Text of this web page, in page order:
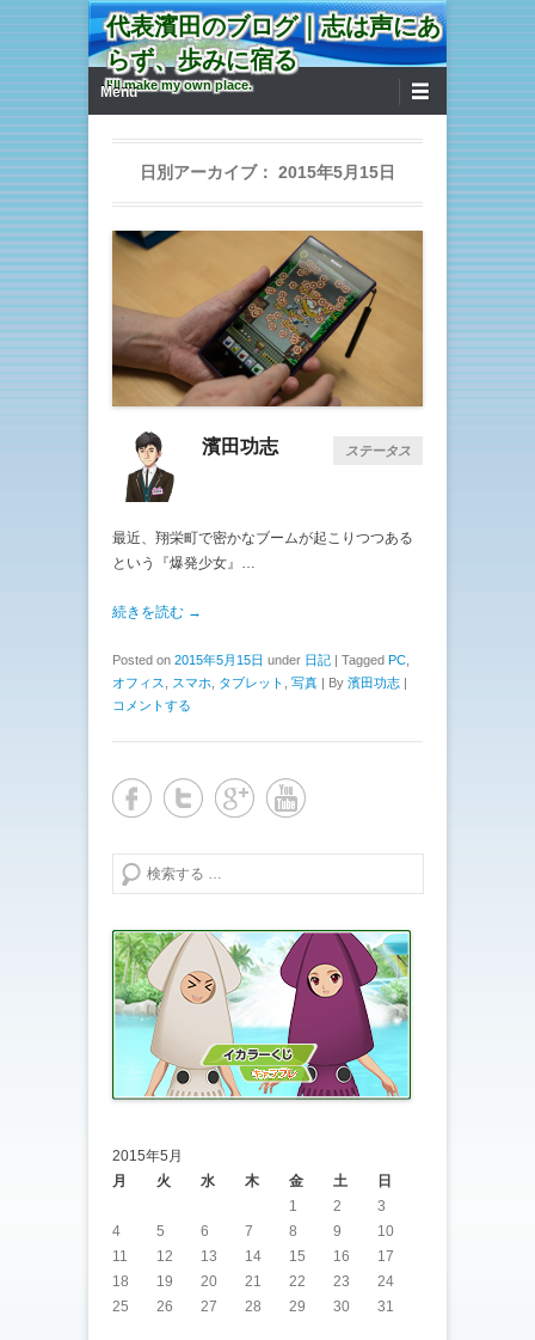
代表濱田のブログ｜志は声にあ
らず、歩みに宿る
I'll make my own place.
第1メニュー
コンテンツへ移動
Menu
日別アーカイブ： 2015年5月15日
濱田功志 ステータス
最近、翔栄町で密かなブームが起こりつつある
という『爆発少女』…
続きを読む →
Posted on 2015年5月15日 under 日記 | Tagged PC
オフィス
スマホ タブレット 写真 | By 濱田功志 |
コメントする
検索する
2015年5月
月
火 水 木 金 土
日
1
2
3
4
5 6 7 8 9
10
11
12 13 14 15 16
17
18
19 20 21 22 23
24
25
26 27 28 29 30 31